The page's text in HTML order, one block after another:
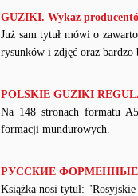
GUZIKI. Wykaz
Już sam tytuł mówi o
rysunków i zdjęć oraz bardzo
POLSKIE GUZIKI
Na 148 stronach formatu
formacji mundurowych.
РУССКИЕ ФОРМЕННЫЕ
Książka nosi tytuł: